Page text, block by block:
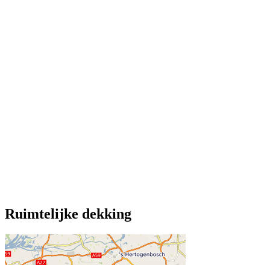
Ruimtelijke dekking